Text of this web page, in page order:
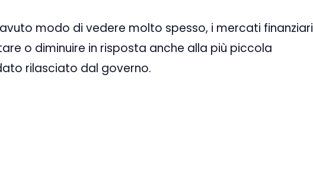
modo di vedere molto spesso, i mercati finanziari
o diminuire in risposta anche alla più piccola
rilasciato dal governo.